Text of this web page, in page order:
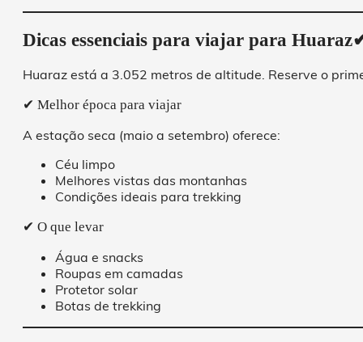
Dicas essenciais para viajar para
Huaraz está a 3.052 metros de altitude. Reserve o
✔ Melhor época para viajar
A estação seca (maio a setembro) oferece:
Céu limpo
Melhores vistas das montanhas
Condições ideais para trekking
✔ O que levar
Água e snacks
Roupas em camadas
Protetor solar
Botas de trekking